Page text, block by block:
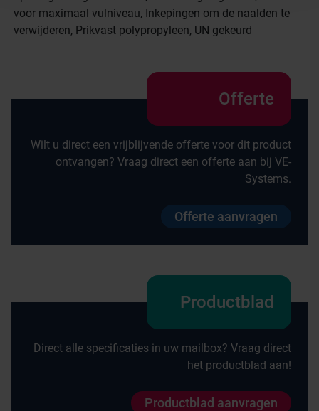
voor maximaal vulniveau, Inkepingen om de naalden te
verwijderen, Prikvast polypropyleen, UN gekeurd
Offerte
Wilt u direct een vrijblijvende offerte voor dit product
ontvangen? Vraag direct een offerte aan bij VE-
Systems.
Offerte aanvragen
Productblad
Direct alle specificaties in uw mailbox? Vraag direct
het productblad aan!
Productblad aanvragen